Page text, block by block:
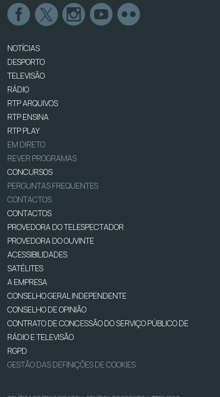
NOTÍCIAS
DESPORTO
TELEVISÃO
RÁDIO
RTP ARQUIVOS
RTP ENSINA
RTP PLAY
EM DIRETO
REVER PROGRAMAS
CONCURSOS
PERGUNTAS FREQUENTES
CONTACTOS
CONTACTOS
PROVEDORA DO TELESPECTADOR
PROVEDORA DO OUVINTE
ACESSIBILIDADES
SATÉLITES
A EMPRESA
CONSELHO GERAL INDEPENDENTE
CONSELHO DE OPINIÃO
CONTRATO DE CONCESSÃO DO SERVIÇO PÚBLICO DE
RÁDIO E TELEVISÃO
RGPD
GESTÃO DAS DEFINIÇÕES DE COOKIES